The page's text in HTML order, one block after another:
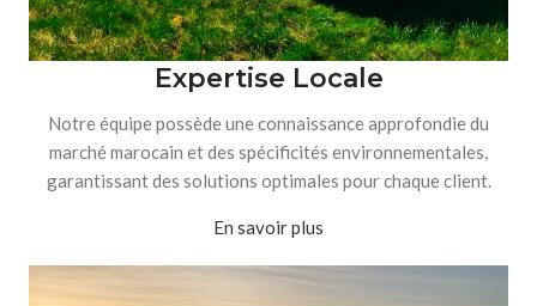
Expertise Locale
Notre équipe possède une connaissance approfondie du
marché marocain et des spécificités environnementales,
garantissant des solutions optimales pour chaque client.
En savoir plus